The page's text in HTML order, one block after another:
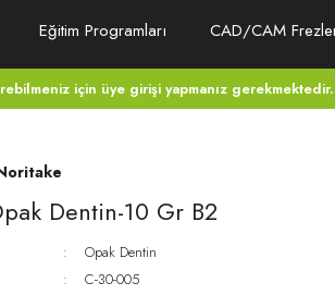
Eğitim Programları CAD/CAM
için üye girişi yapmanız gerekmektedir.
Dentin-10 Gr B2
Opak Dentin
C-30-005